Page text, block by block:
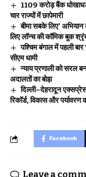
₹1109 करोड़ बैंक
चार राज्यों में छापेमारी
बीमा सबके लिए’
लिए लॉन्च की कॉमिक बुक
पश्चिम बंगाल में पहली
सीएम धामी
न्याय प्रणाली को सरल
अदालतों का बोझ
दिल्ली–देहरादून
रिकॉर्ड, विकास और
Facebook
Leave a